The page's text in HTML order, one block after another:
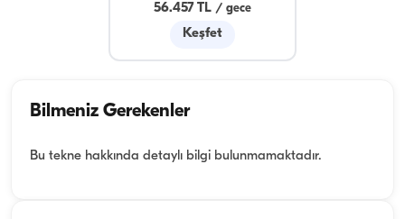
56.457 TL / gece
Keşfet
Bilmeniz Gerekenler
Bu tekne hakkında detaylı bilgi bulunmamaktadır.